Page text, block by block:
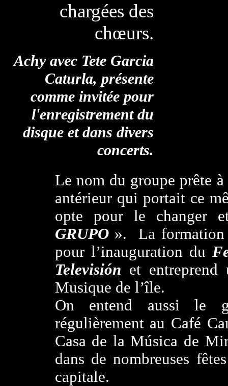
chargées des
chœurs.
Achy avec Tete Garcia
Caturla, présente
comme invitée pour
l'enregistrement du
disque et dans divers
concerts.
Le nom du groupe prête
antérieur qui portait ce
opte pour le changer
GRUPO». La formation
pour l’inauguration du
Televisión et entreprend
Musique de l’île.
On entend aussi le
régulièrement au Café
Casa de la Música de
dans de nombreuses
capitale.